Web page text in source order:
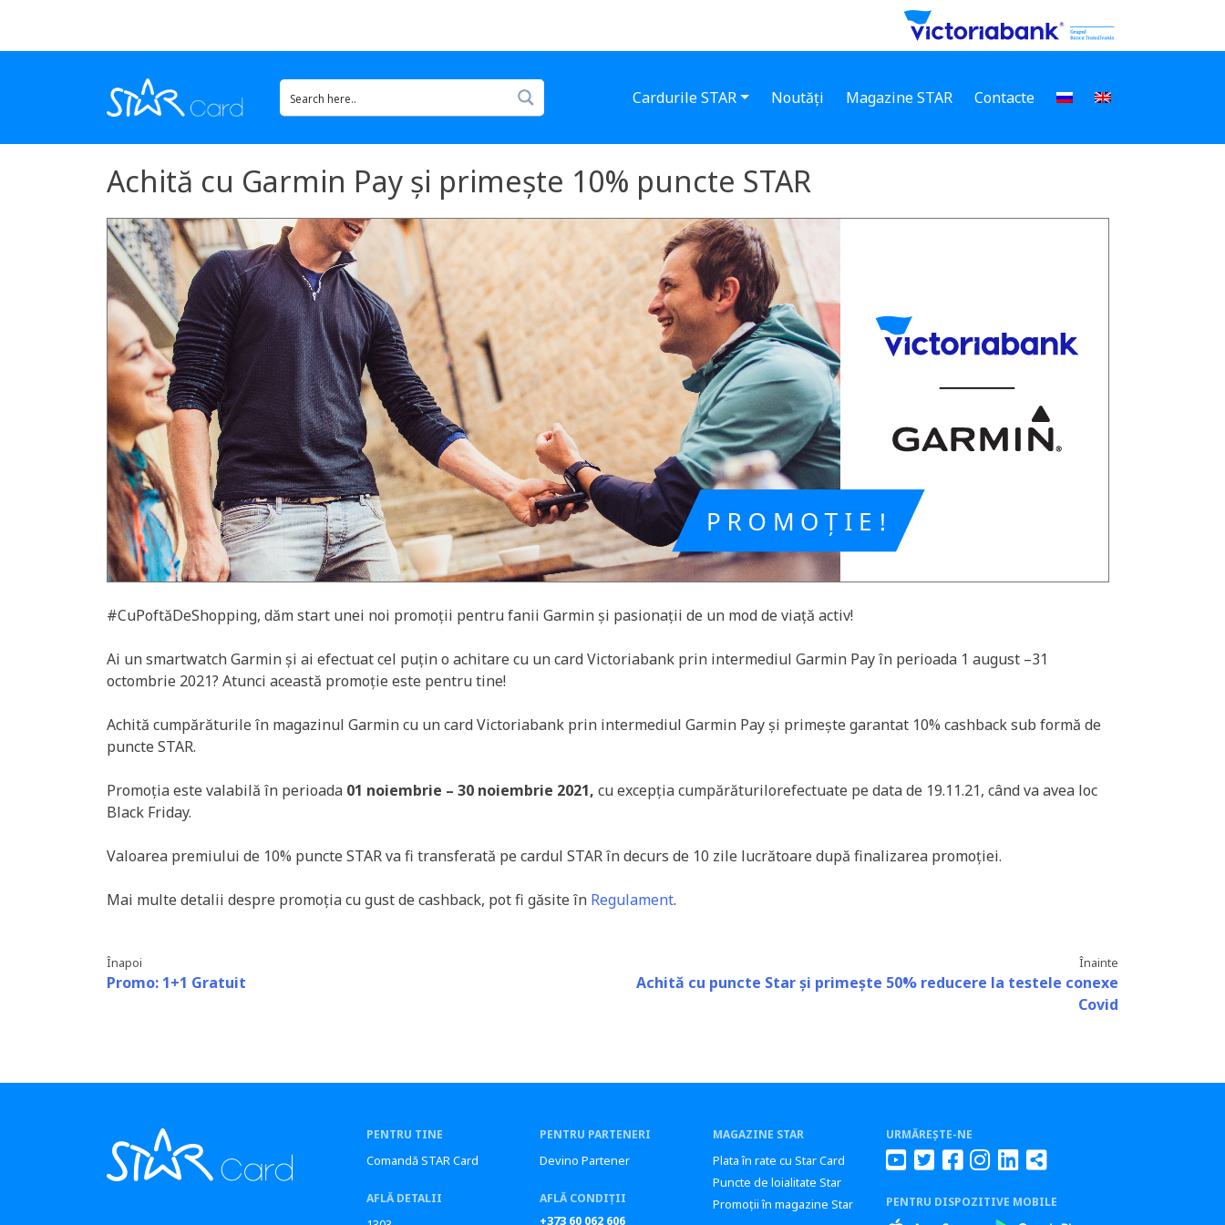
Cardurile STAR Noutăți Magazine STAR Contacte
Achită cu Garmin Pay și primește 10% puncte STAR
#CuPoftăDeShopping, dăm start unei noi promoții pentru fanii Garmin și pasionații de un mod de viață activ!
Ai un smartwatch Garmin și ai efectuat cel puțin o achitare cu un card Victoriabank prin intermediul Garmin Pay în perioada 1 august –31
octombrie 2021? Atunci această promoție este pentru tine!
Achită cumpărăturile în magazinul Garmin cu un card Victoriabank prin intermediul Garmin Pay și primește garantat 10% cashback sub formă de
puncte STAR.
Promoția este valabilă în perioada 01 noiembrie – 30 noiembrie 2021, cu excepția cumpărăturilorefectuate pe data de 19.11.21, când va avea loc
Black Friday.
Valoarea premiului de 10% puncte STAR va fi transferată pe cardul STAR în decurs de 10 zile lucrătoare după finalizarea promoției.
Mai multe detalii despre promoția cu gust de cashback, pot fi găsite în Regulament.
Înapoi
Promo: 1+1 Gratuit
Înainte
Achită cu puncte Star și primește 50% reducere la testele conexe
Covid
PENTRU TINE
Comandă STAR Card
AFLĂ DETALII
PENTRU PARTENERI
Devino Partener
AFLĂ CONDIȚII
+373 60 062 606
MAGAZINE STAR
Plata în rate cu Star Card
Puncte de loialitate Star
Promoții în magazine Star
URMĂREȘTE-NE
PENTRU DISPOZITIVE MOBILE